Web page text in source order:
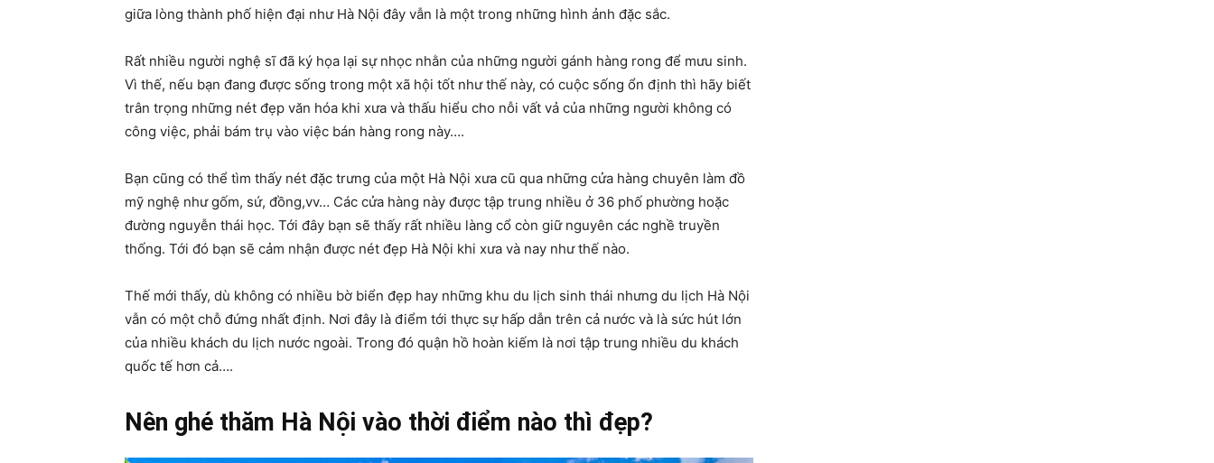
giữa lòng thành phố hiện đại như Hà Nội đây vẫn là một trong những hình ảnh đặc sắc.
Rất nhiều người nghệ sĩ đã ký họa lại sự nhọc nhằn của những người gánh hàng rong để mưu sinh.
Vì thế, nếu bạn đang được sống trong một xã hội tốt như thế này, có cuộc sống ổn định thì hãy biết
trân trọng những nét đẹp văn hóa khi xưa và thấu hiểu cho nỗi vất vả của những người không có
công việc, phải bám trụ vào việc bán hàng rong này….
Bạn cũng có thể tìm thấy nét đặc trưng của một Hà Nội xưa cũ qua những cửa hàng chuyên làm đồ
mỹ nghệ như gốm, sứ, đồng,vv… Các cửa hàng này được tập trung nhiều ở 36 phố phường hoặc
đường nguyễn thái học. Tới đây bạn sẽ thấy rất nhiều làng cổ còn giữ nguyên các nghề truyền
thống. Tới đó bạn sẽ cảm nhận được nét đẹp Hà Nội khi xưa và nay như thế nào.
Thế mới thấy, dù không có nhiều bờ biển đẹp hay những khu du lịch sinh thái nhưng du lịch Hà Nội
vẫn có một chỗ đứng nhất định. Nơi đây là điểm tới thực sự hấp dẫn trên cả nước và là sức hút lớn
của nhiều khách du lịch nước ngoài. Trong đó quận hồ hoàn kiếm là nơi tập trung nhiều du khách
quốc tế hơn cả….
Nên ghé thăm Hà Nội vào thời điểm nào thì đẹp?